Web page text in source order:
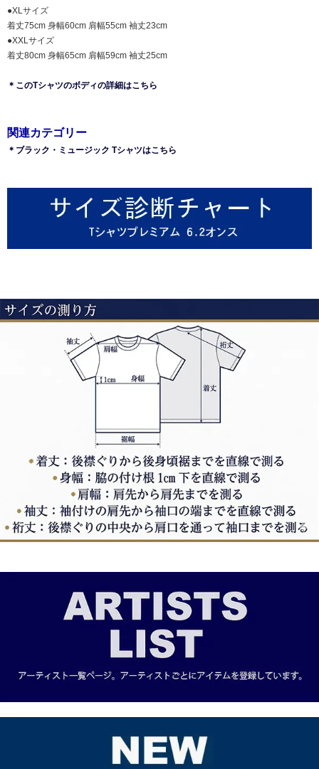
●XLサイズ
着丈75cm 身幅60cm 肩幅55cm 袖丈23cm
●XXLサイズ
着丈80cm 身幅65cm 肩幅59cm 袖丈25cm
＊このTシャツのボディの詳細はこちら
関連カテゴリー
＊ブラック・ミュージック Tシャツはこちら